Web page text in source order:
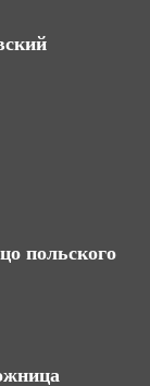
польского